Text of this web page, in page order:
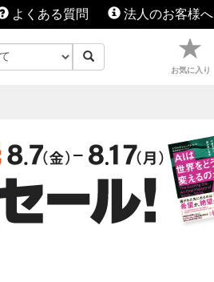
よくある質問 法人のお客様へ
お気に入り